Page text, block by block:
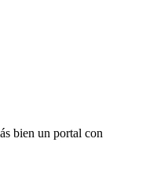
bien un portal con